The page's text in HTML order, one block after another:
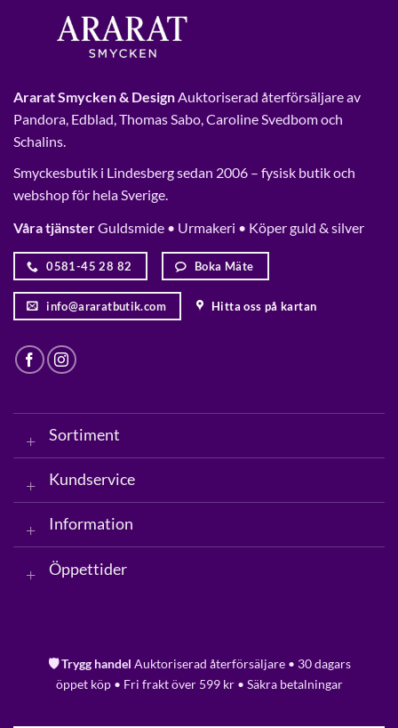
Ararat Smycken & DesignAuktoriserad återförsäljare av
Pandora, Edblad, Thomas Sabo, Caroline Svedbom och
Schalins.
Smyckesbutik i Lindesberg sedan 2006 – fysisk butik och
webshop för hela Sverige.
Våra tjänsterGuldsmide • Urmakeri • Köper guld & silver
0581-45 28 82 Boka Mäte
info@araratbutik.com Hitta oss på kartan
Sortiment
Kundservice
Information
Öppettider
🛡️ Trygg handel Auktoriserad återförsäljare • 30 dagars
öppet köp • Fri frakt över 599 kr • Säkra betalningar